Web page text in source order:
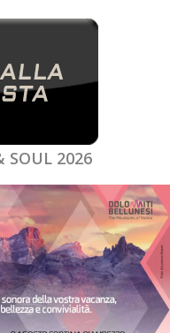
SOUL 2026